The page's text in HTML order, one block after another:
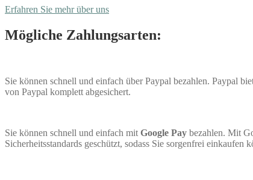
Erfahren Sie mehr über uns
Mögliche Zahlungsarten:
Sie können schnell und einfach über Paypal bezahlen. Paypal
von Paypal komplett abgesichert.
Sie können schnell und einfach mit Google Pay bezahlen. Mit
Sicherheitsstandards geschützt, sodass Sie sorgenfrei einkaufen